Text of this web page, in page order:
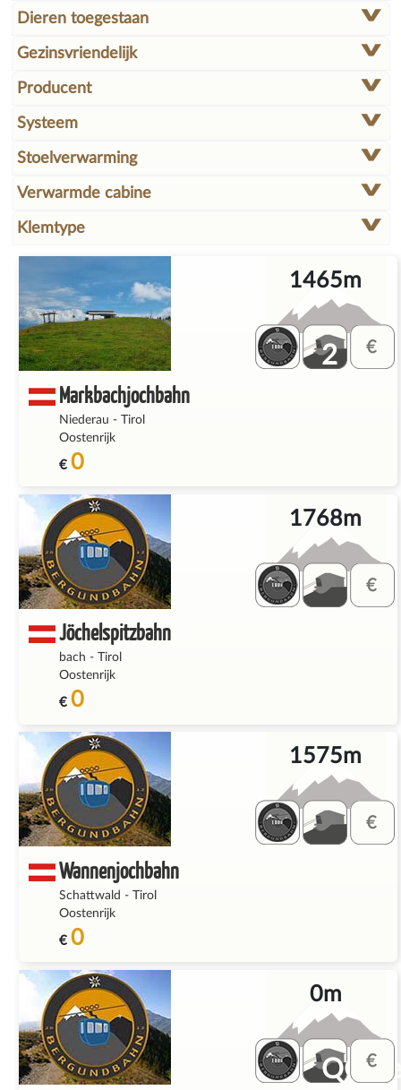
Dieren toegestaan
Gezinsvriendelijk
Producent
Systeem
Stoelverwarming
Verwarmde cabine
Klemtype
Markbachjochbahn
Niederau -
Tirol
Oostenrijk
€ 0
1465m
2
Jöchelspitzbahn
bach -
Tirol
Oostenrijk
€ 0
1768m
Wannenjochbahn
Schattwald - Tirol
Oostenrijk
€ 0
1575m
0m